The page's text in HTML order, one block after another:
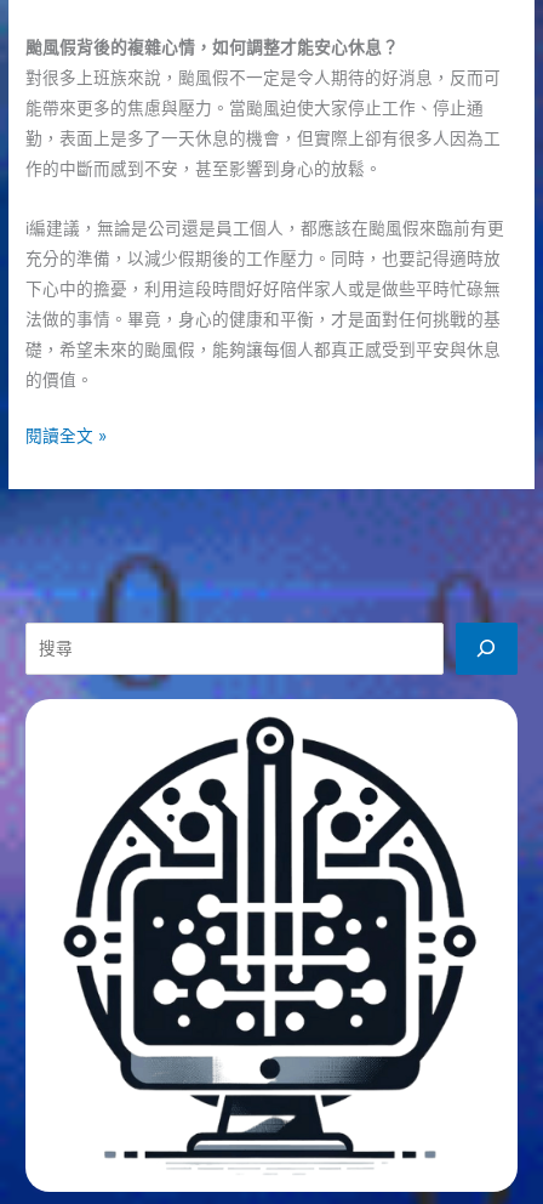
颱風假背後的複雜心情，如何調整才能安心休息？
對很多上班族來說，颱風假不一定是令人期待的好消息，反而可
能帶來更多的焦慮與壓力。當颱風迫使大家停止工作、停止通
勤，表面上是多了一天休息的機會，但實際上卻有很多人因為工
作的中斷而感到不安，甚至影響到身心的放鬆。
i編建議，無論是公司還是員工個人，都應該在颱風假來臨前有更
充分的準備，以減少假期後的工作壓力。同時，也要記得適時放
下心中的擔憂，利用這段時間好好陪伴家人或是做些平時忙碌無
法做的事情。畢竟，身心的健康和平衡，才是面對任何挑戰的基
礎，希望未來的颱風假，能夠讓每個人都真正感受到平安與休息
的價值。
颱
假
人
焦
慮？
「上
班
擔
閱讀全文 »
搜
尋